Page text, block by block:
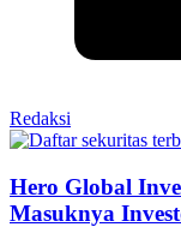
Redaksi
Hero Global
Masuknya